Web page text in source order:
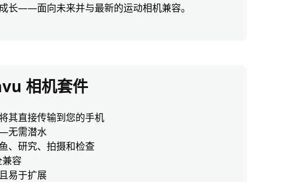
长——面向未来并与最新的运动相机兼容。
相机套件
其直接传输到您的手机
无需潜水
、研究、拍摄和检查
兼容
易于扩展